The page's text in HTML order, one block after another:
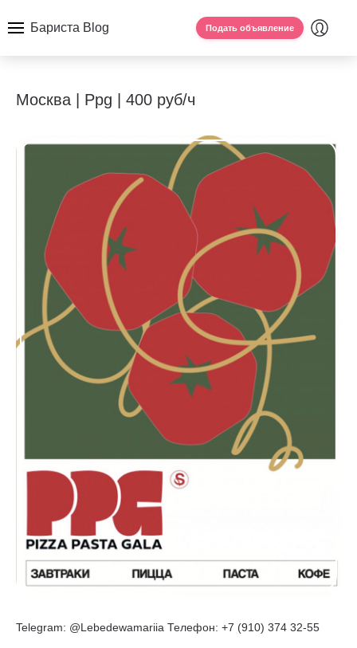
Бариста Blog Подать объявление
Москва | Ppg | 400 руб/ч
Telegram: @Lebedewamariia Телефон: +7 (910) 374 32-55